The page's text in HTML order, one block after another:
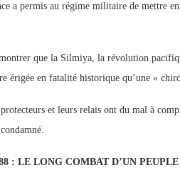
a permis au régime militaire de mettre
que la Silmiya, la révolution
érigée en fatalité historique qu’une «
et leurs relais ont du mal à
: LE LONG COMBAT D’UN